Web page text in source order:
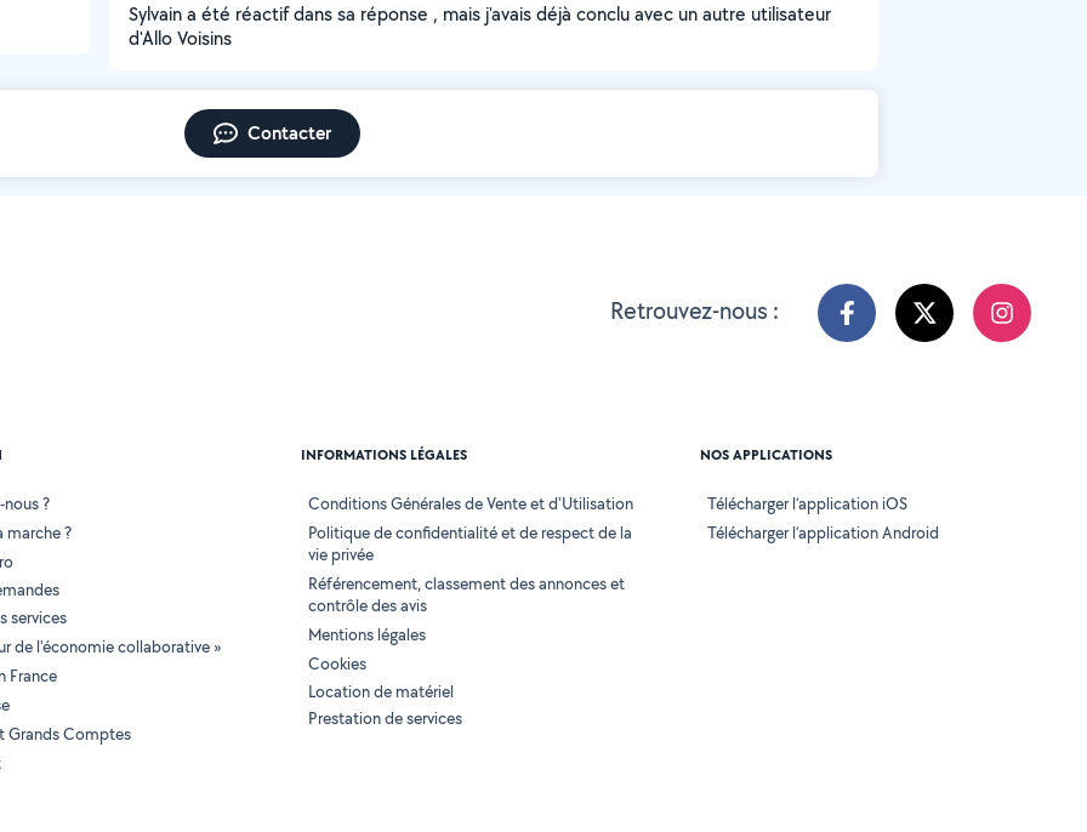
Sylvain a été réactif dans sa réponse , mais j'avais déjà conclu avec un autre utilisateur
d'Allo Voisins
Contacter
Retrouvez-nous :
?
?
services
de l'économie collaborative »
France
Grands Comptes
INFORMATIONS LÉGALES
Conditions Générales de Vente et d'Utilisation
Politique de confidentialité et de respect de la
vie privée
Référencement, classement des annonces et
contrôle des avis
Mentions légales
Cookies
Location de matériel
Prestation de services
NOS APPLICATIONS
Télécharger l’application iOS
Télécharger l’application Android